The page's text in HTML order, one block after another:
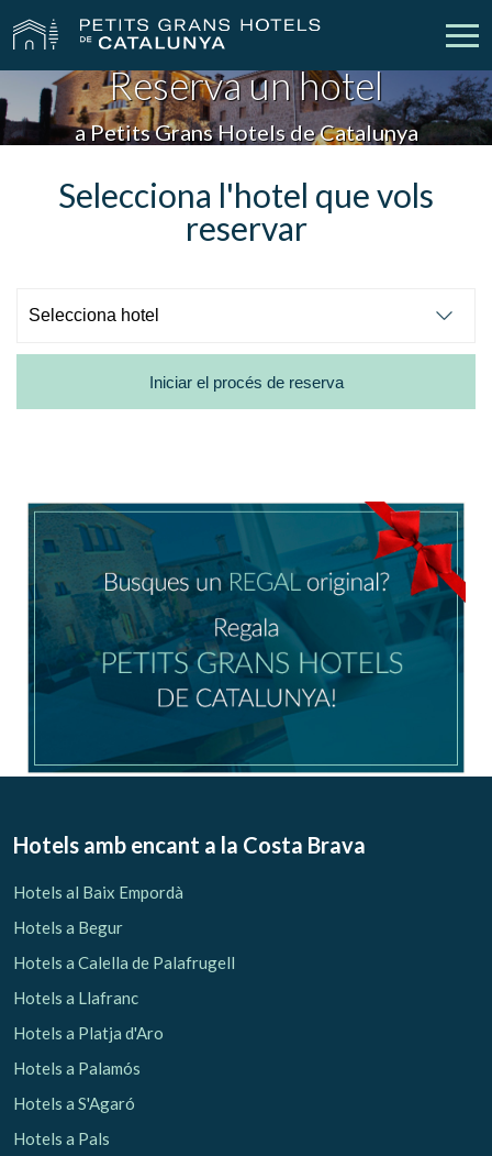
Els Nostres Hotels Escapades
Casaments
Descobreix Catalunya
Ubicació/nom de l'hotel
CA ES EN
Reserva un hotel
a Petits Grans Hotels de Catalunya
Selecciona l'hotel que vols
reservar
Iniciar el procés de reserva
Hotels amb encant a la Costa Brava
Hotels al Baix Empordà
Hotels a Begur
Hotels a Calella de Palafrugell
Hotels a Llafranc
Hotels a Platja d'Aro
Hotels a Palamós
Hotels a S'Agaró
Hotels a Pals
Modificar cookies
Aquest lloc web utilitza cookies pròpies per recopilar
Si continua navegant, suposa l'acceptació de la instal·lació
navegador podent, si així ho desitja, impedir que siguin
compte que aquesta acció podrà ocasionar dificultats de
Analítiques i personalització
Permeten fer el seguiment i l'anàlisi del comportament
mitjançant aquest tipus de cookies s'utilitza en el
perfils de navegació dels usuaris per introduir millores en